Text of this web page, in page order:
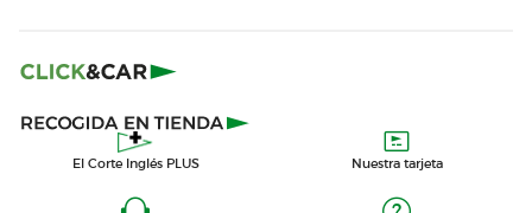
El Corte Inglés PLUS Nuestra tarjeta